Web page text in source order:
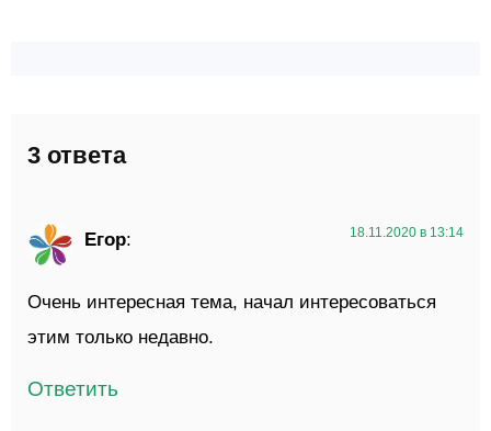
3 ответа
Егор: 18.11.2020 в 13:14
Очень интересная тема, начал интересоваться
этим только недавно.
Ответить